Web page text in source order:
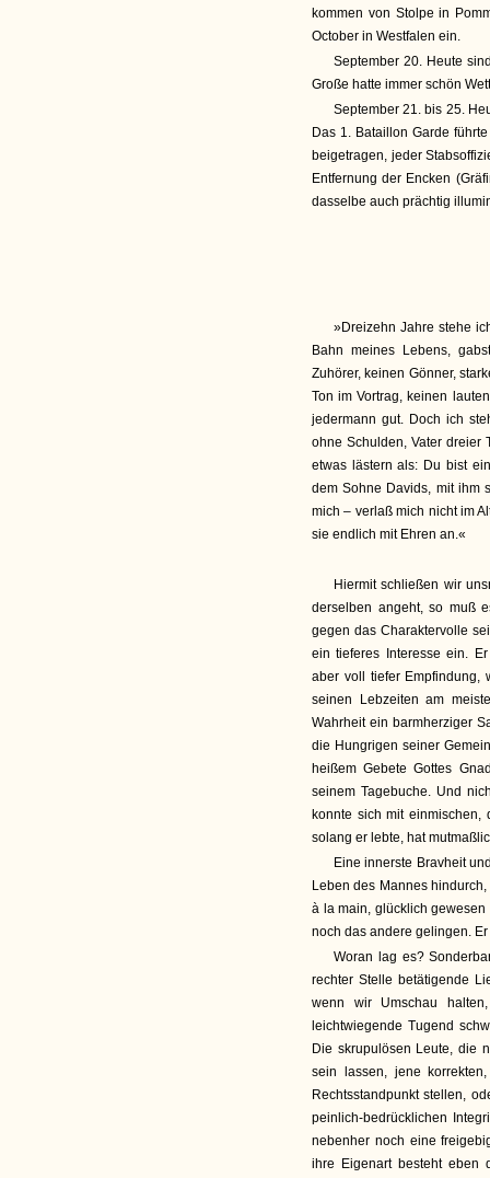
kommen von Stolpe in
October in Westfalen ein.
September 20. Heute
Große hatte immer schön
September 21. bis 25.
Das 1. Bataillon Garde
beigetragen, jeder
Entfernung der Encken
dasselbe auch prächtig
»Dreizehn Jahre stehe
Bahn meines Lebens,
Zuhörer, keinen Gönner,
Ton im Vortrag, keinen
jedermann gut. Doch ich
ohne Schulden, Vater dreier
etwas lästern als: Du bist
dem Sohne Davids, mit ihm
mich – verlaß mich nicht im
sie endlich mit Ehren an.«
Hiermit schließen wir
derselben angeht, so muß
gegen das Charaktervolle
ein tieferes Interesse ein.
aber voll tiefer Empfindung,
seinen Lebzeiten am
Wahrheit ein barmherziger
die Hungrigen seiner
heißem Gebete Gottes
seinem Tagebuche. Und
konnte sich mit
solang er lebte, hat
Eine innerste Bravheit
Leben des Mannes
à la main, glücklich
noch das andere gelingen.
Woran lag es?
rechter Stelle betätigende
wenn wir Umschau
leichtwiegende Tugend
Die skrupulösen Leute, die
sein lassen, jene
Rechtsstandpunkt stellen,
peinlich-bedrücklichen
nebenher noch eine
ihre Eigenart besteht eben